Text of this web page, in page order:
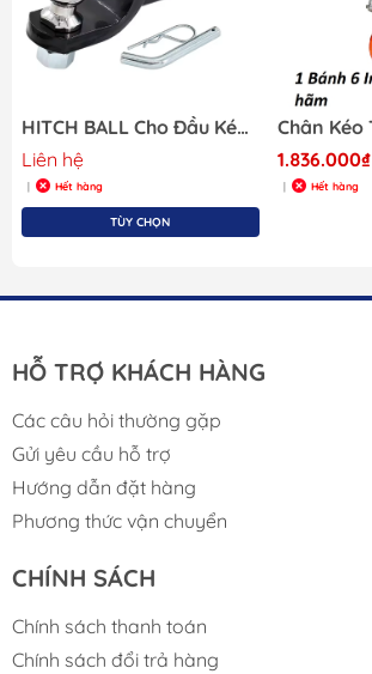
HITCH BALL Cho Đầu Kéo Trailer, Size 50x50mm, M25 , Mã S90204-1
Liên hệ
Hết hàng
TÙY CHỌN
1.836.000₫
Hết hàng
HỖ TRỢ KHÁCH HÀNG
Các câu hỏi thường gặp
Gửi yêu cầu hỗ trợ
Hướng dẫn đặt hàng
Phương thức vận chuyển
CHÍNH SÁCH
Chính sách thanh toán
Chính sách đổi trả hàng